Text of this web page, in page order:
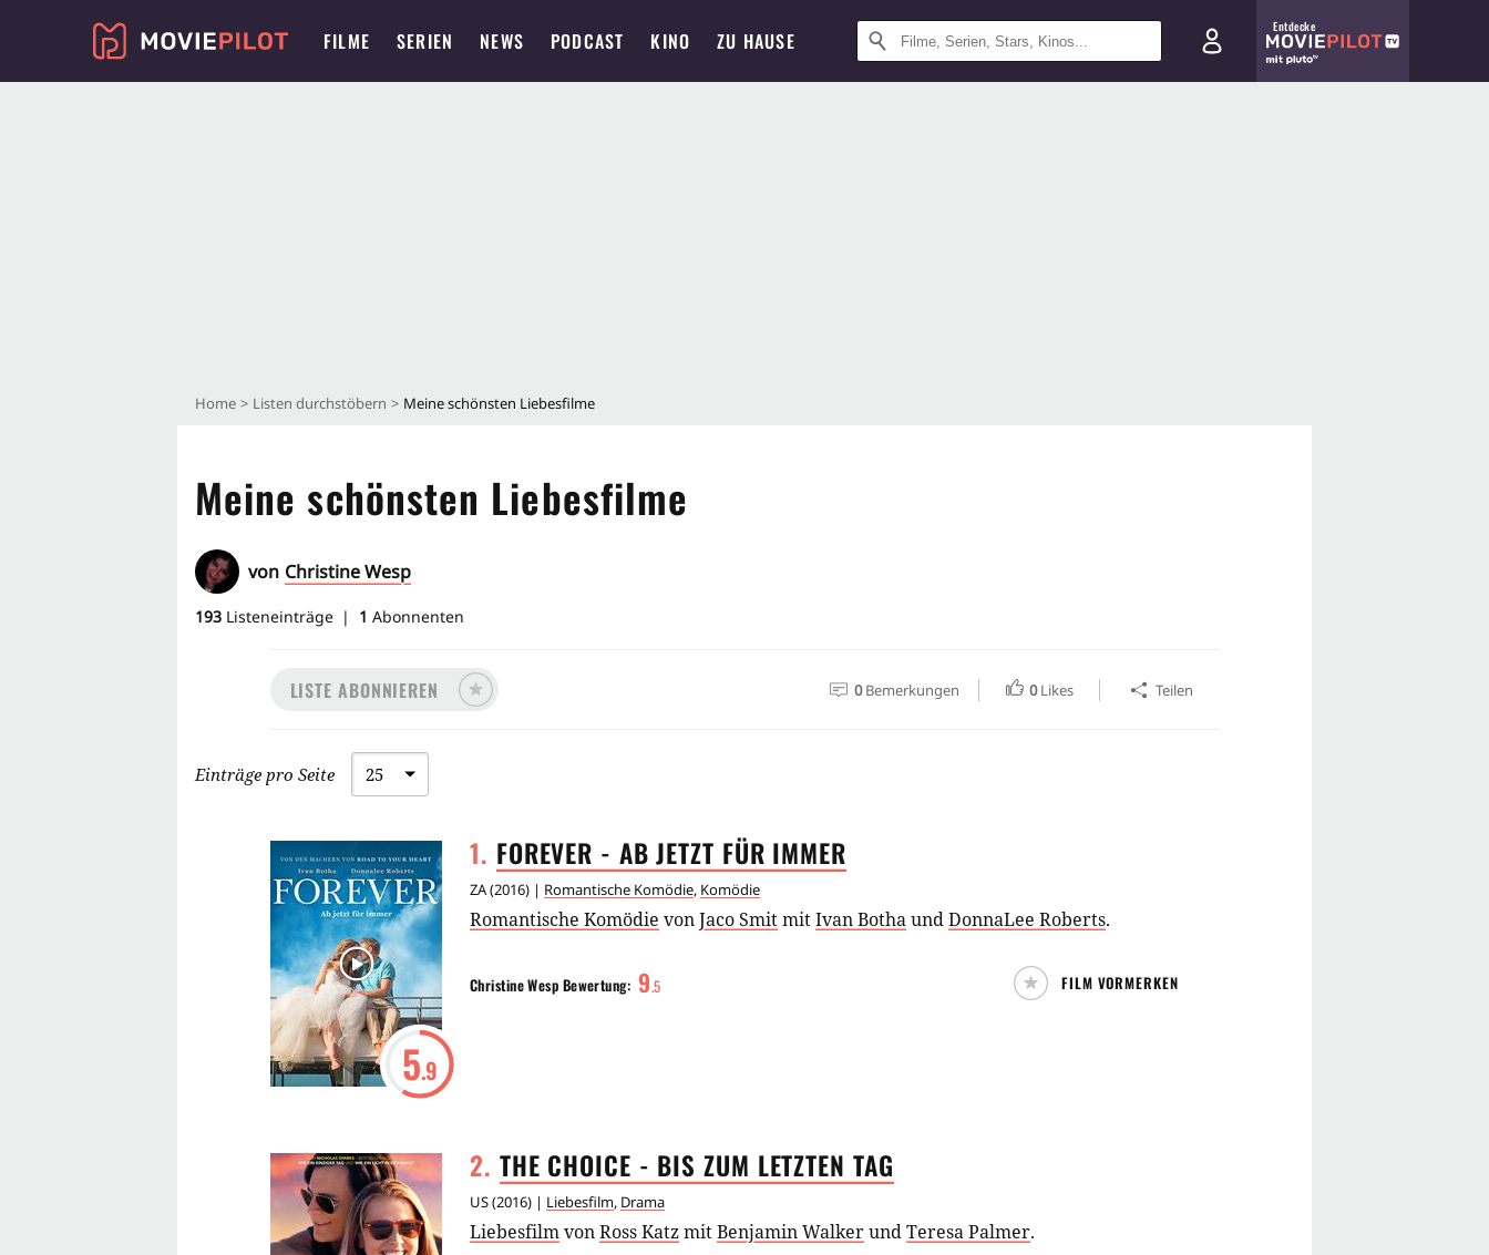
FILME SERIEN NEWS PODCAST KINO ZU HAUSE
Entdecke
Home Listen durchstöbern Meine schönsten Liebesfilme
Meine schönsten Liebesfilme
von Christine Wesp
193 Listeneinträge 1 Abonnenten
LISTE ABONNIEREN 0 Bemerkungen 0 Likes Teilen
Einträge pro Seite
1. FOREVER - AB JETZT FÜR IMMER
ZA(2016) | Romantische Komödie, Komödie
5.9
Romantische Komödie vonJaco SmitmitIvan BothaundDonnaLee Roberts.
Christine Wesp Bewertung: 9.5 FILM VORMERKEN
2. THE CHOICE - BIS ZUM LETZTEN TAG
US(2016) | Liebesfilm, Drama
LiebesfilmvonRoss KatzmitBenjamin WalkerundTeresa Palmer.